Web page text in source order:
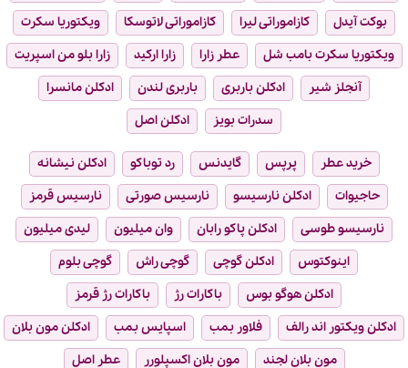
بوکت آیدل
کازاموراتی لیرا کازاموراتی لاتوسکا
ویکتوریا سکرت
ویکتوریا سکرت بامب شل
عطر زارا زارا ارکید
زارا بلو من اسپریت
آنجلز شیر
ادکلن باربری باربری لندن
ادکلن مانسرا
سدرات بویز
ادکلن اصل
خرید عطر پرپس گایدنس رد توباکو
ادکلن نیشانه
حاجیوات
ادکلن نارسیسو نارسیس صورتی
نارسیس قرمز
نارسیسو طوسی
ادکلن پاکو رابان وان میلیون
لیدی میلیون
اینوکتوس
ادکلن گوچی گوچی راش
گوچی بلوم
ادکلن هوگو بوس
باکارات رژ
باکارات رژ قرمز
ادکلن ویکتور اند رالف
فلاور بمب اسپایس بمب
ادکلن مون بلان
مون بلان لجند
مون بلان اکسپلورر عطر اصل